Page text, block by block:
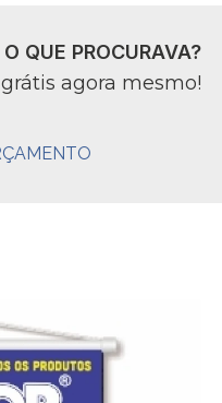
QUE PROCURAVA?
agora mesmo!